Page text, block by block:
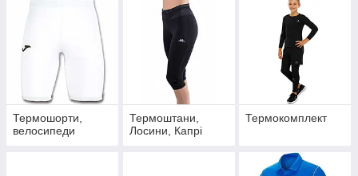
Термошорти,
велосипеди
Термоштани,
Лосини, Капрі
Термокомплект